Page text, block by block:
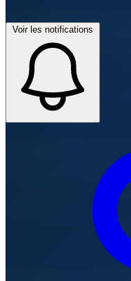
Voir les notifications